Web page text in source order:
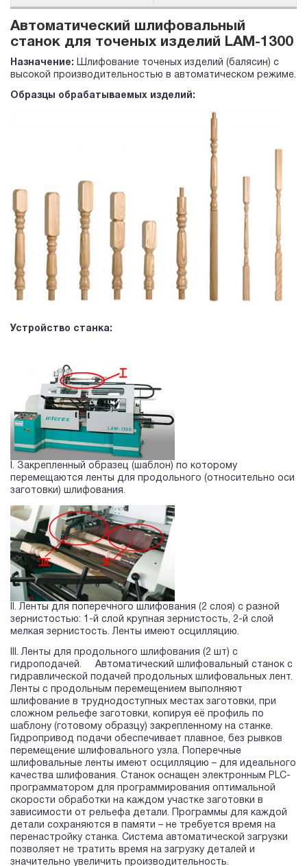
Автоматический шлифовальный
станок для точеных изделий LAM-1300
Назначение: Шлифование точеных изделий (балясин) с
высокой производительностью в автоматическом режиме.
Образцы обрабатываемых изделий:
Устройство станка:
I. Закрепленный образец (шаблон) по которому
перемещаются ленты для продольного (относительно оси
заготовки) шлифования.
II. Ленты для поперечного шлифования (2 слоя) с разной
зернистостью: 1-й слой крупная зернистость, 2-й слой
мелкая зернистость. Ленты имеют осцилляцию.
III. Ленты для продольного шлифования (2 шт) с
гидроподачей. Автоматический шлифовальный станок с
гидравлической подачей продольных шлифовальных лент.
Ленты с продольным перемещением выполняют
шлифование в труднодоступных местах заготовки, при
сложном рельефе заготовки, копируя её профиль по
шаблону (готовому образцу) закрепленному на станке.
Гидропривод подачи обеспечивает плавное, без рывков
перемещение шлифовального узла. Поперечные
шлифовальные ленты имеют осцилляцию – для идеального
качества шлифования. Станок оснащен электронным PLC-
программатором для программирования оптимальной
скорости обработки на каждом участке заготовки в
зависимости от рельефа детали. Программы для каждой
детали сохраняются в памяти – не требуется время на
перенастройку станка. Система автоматической загрузки
позволяет не тратить время на загрузку деталей и
значительно увеличить производительность.